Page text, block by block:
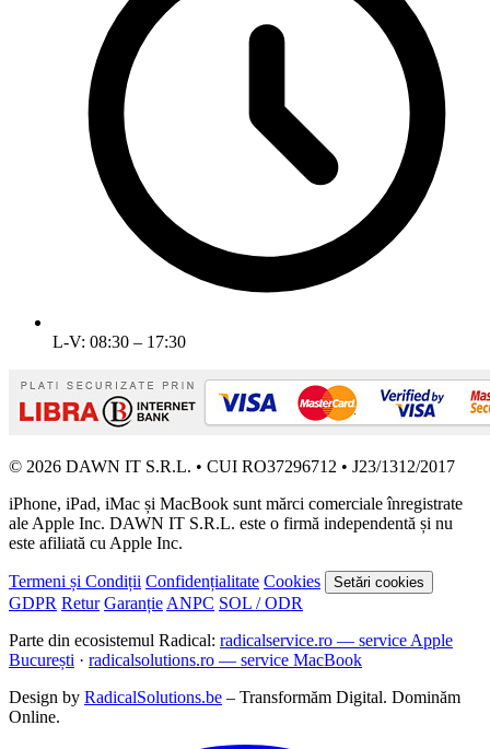
L-V: 08:30 – 17:30
© 2026 DAWN IT S.R.L. • CUI RO37296712 • J23/1312/2017
iPhone, iPad, iMac și MacBook sunt mărci comerciale înregistrate
ale Apple Inc. DAWN IT S.R.L. este o firmă independentă și nu
este afiliată cu Apple Inc.
Termeni și Condiții Confidențialitate Cookies Setări cookies
GDPR Retur Garanție ANPC SOL / ODR
Parte din ecosistemul Radical: radicalservice.ro — service Apple
București · radicalsolutions.ro — service MacBook
Design by RadicalSolutions.be – Transformăm Digital. Dominăm
Online.